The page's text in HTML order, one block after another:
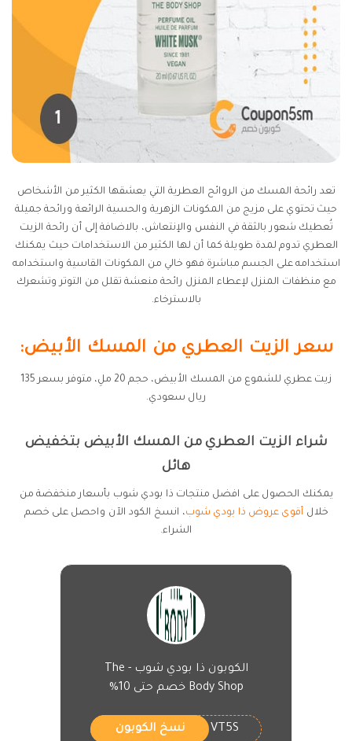
تعد رائحة المسك من الروائح العطرية التي يعشقها الكثير من الأشخاص
حيث تحتوي على مزيج من المكونات الزهرية والحسية الرائعة ورائحة جميلة
تُعطيك شعور بالثقة في النفس والإنتعاش، بالاضافة إلى أن رائحة الزيت
العطري تدوم لمدة طويلة كما أن لها الكثير من الاستخدامات حيث يمكنك
استخدامه على الجسم مباشرة فهو خالي من المكونات القاسية واستخدامه
مع منظفات المنزل لإعطاء المنزل رائحة منعشة تقلل من التوتر وتشعرك
بالاسترخاء.
سعر الزيت العطري من المسك الأبيض:
زيت عطري للشموع من المسك الأبيض، حجم 20 ملِ، متوفر بسعر 135
ريال سعودي.
شراء الزيت العطري من المسك الأبيض بتخفيض
هائل
يمكنك الحصول على افضل منتجات ذا بودي شوب بأسعار منخفضة من
خلال أقوى عروض ذا بودي شوب، انسخ الكود الآن واحصل على خصم
الشراء.
الكوبون ذا بودي شوب - The
Body Shop خصم حتى 10%
VT5S نسخ الكوبون